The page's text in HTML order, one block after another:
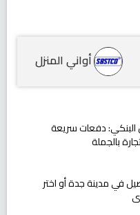
أواني المنزل
البنكي: دفعات سريعة
بالجملة
في مدينة جدة أو اختر